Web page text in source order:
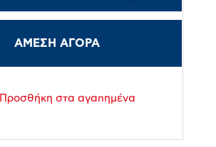
ΑΜΕΣΗ ΑΓΟΡΑ
Προσθήκη στα αγαπημένα